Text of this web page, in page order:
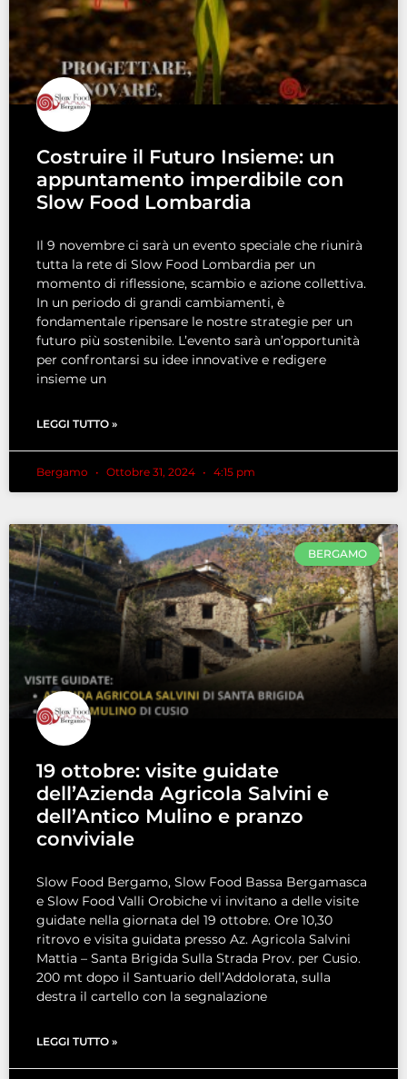
Costruire il Futuro Insieme: un
appuntamento imperdibile con
Slow Food Lombardia
Il 9 novembre ci sarà un evento speciale che riunirà
tutta la rete di Slow Food Lombardia per un
momento di riflessione, scambio e azione collettiva.
In un periodo di grandi cambiamenti, è
fondamentale ripensare le nostre strategie per un
futuro più sostenibile. L’evento sarà un’opportunità
per confrontarsi su idee innovative e redigere
insieme un
LEGGI TUTTO »
Bergamo Ottobre 31, 2024 4:15 pm
BERGAMO
19 ottobre: visite guidate
dell’Azienda Agricola Salvini e
dell’Antico Mulino e pranzo
conviviale
Slow Food Bergamo, Slow Food Bassa Bergamasca
e Slow Food Valli Orobiche vi invitano a delle visite
guidate nella giornata del 19 ottobre. Ore 10,30
ritrovo e visita guidata presso Az. Agricola Salvini
Mattia – Santa Brigida Sulla Strada Prov. per Cusio.
200 mt dopo il Santuario dell’Addolorata, sulla
destra il cartello con la segnalazione
LEGGI TUTTO »